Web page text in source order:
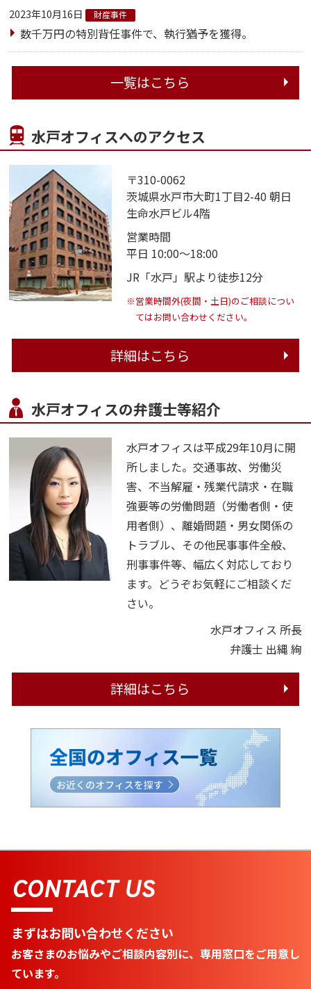
2023年10月16日 財産事件
数千万円の特別背任事件で、執行猶予を獲得。
一覧はこちら
水戸オフィスへのアクセス
〒310-0062
茨城県水戸市大町1丁目2-40 朝日
生命水戸ビル4階
営業時間
平日 10:00～18:00
JR「水戸」駅より徒歩12分
※営業時間外(夜間・土日)のご相談につい
てはお問い合わせください。
詳細はこちら
水戸オフィスの弁護士等紹介
水戸オフィスは平成29年10月に開
所しました。交通事故、労働災
害、不当解雇・残業代請求・在職
強要等の労働問題（労働者側・使
用者側）、離婚問題・男女関係の
トラブル、その他民事事件全般、
刑事事件等、幅広く対応しており
ます。どうぞお気軽にご相談くだ
さい。
水戸オフィス 所長
弁護士 出縄 絢
詳細はこちら
CONTACT US
まずはお問い合わせください
お客さまのお悩みやご相談内容別に、専用窓口をご用意し
ています。